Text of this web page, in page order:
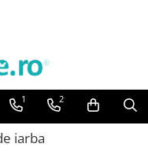
1 2
iarba